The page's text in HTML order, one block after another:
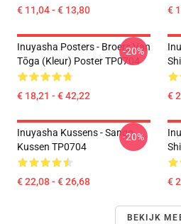
€ 11,04 - € 13,80 €
Inuyasha Posters - Broers Van
Tōga (kleur) Poster TP0704
€ 18,21 - € 42,22
-20%
€
Inuyasha Kussens - Sango
Kussen TP0704
€ 22,08 - € 26,68
-20%
€
BEKIJK